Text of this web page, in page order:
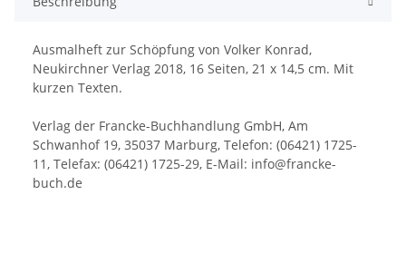
Ausmalheft zur Schöpfung von Volker Konrad,
Neukirchner Verlag 2018, 16 Seiten, 21 x 14,5 cm. Mit
kurzen Texten.
Verlag der Francke-Buchhandlung GmbH, Am
Schwanhof 19, 35037 Marburg, Telefon: (06421) 1725-
11, Telefax: (06421) 1725-29, E-Mail: info@francke-
buch.de